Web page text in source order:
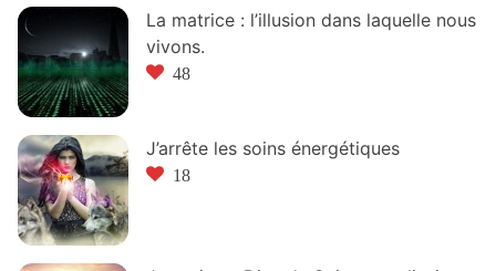
La matrice : l’illusion dans laquelle nous
vivons.
48
J’arrête les soins énergétiques
18